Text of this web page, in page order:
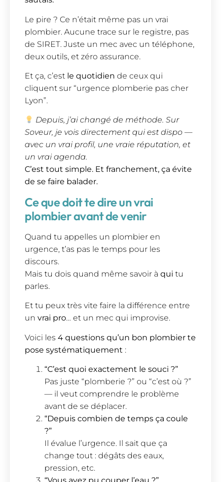
Le pire ? Ce n’était même pas un vrai
plombier. Aucune trace sur le registre, pas
de SIRET. Juste un mec avec un téléphone,
deux outils, et zéro assurance.
Et ça, c’est le quotidien de ceux qui
cliquent sur “urgence plomberie pas cher
Lyon”.
Depuis, j’ai changé de méthode. Sur
Soveur, je vois directement qui est dispo —
avec un vrai profil, une vraie réputation, et
un vrai agenda.
C’est tout simple. Et franchement, ça évite
de se faire balader.
Ce que doit te dire un vrai
plombier avant de venir
Quand tu appelles un plombier en
urgence, t’as pas le temps pour les
discours.
Mais tu dois quand même savoir à qui tu
parles.
Et tu peux très vite faire la différence entre
un vrai pro… et un mec qui improvise.
Voici les 4 questions qu’un bon plombier te
pose systématiquement :
“C’est quoi exactement le souci ?”
Pas juste “plomberie ?” ou “c’est où ?”
— il veut comprendre le problème
avant de se déplacer.
“Depuis combien de temps ça coule
?”
Il évalue l’urgence. Il sait que ça
change tout : dégâts des eaux,
pression, etc.